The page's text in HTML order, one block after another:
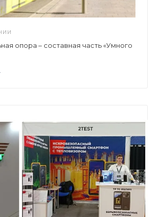
опора – составная часть «Умного